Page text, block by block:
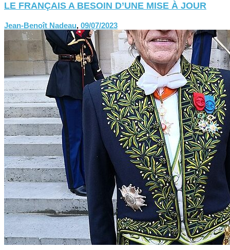
LE FRANÇAIS A BESOIN D’UNE MISE À JOUR
Jean-Benoît Nadeau, 09/07/2023